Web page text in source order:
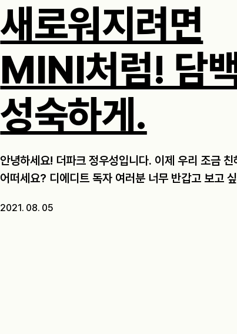
새로워지려면
MINI처럼! 담
성숙하게.
안녕하세요! 더파크 정우성입니다. 이제 우리 조금
어떠세요? 디에디트 독자 여러분 너무 반갑고 보고
2021. 08. 05